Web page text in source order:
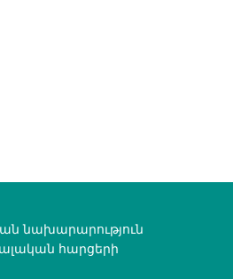
նախարարություն
հարցերի